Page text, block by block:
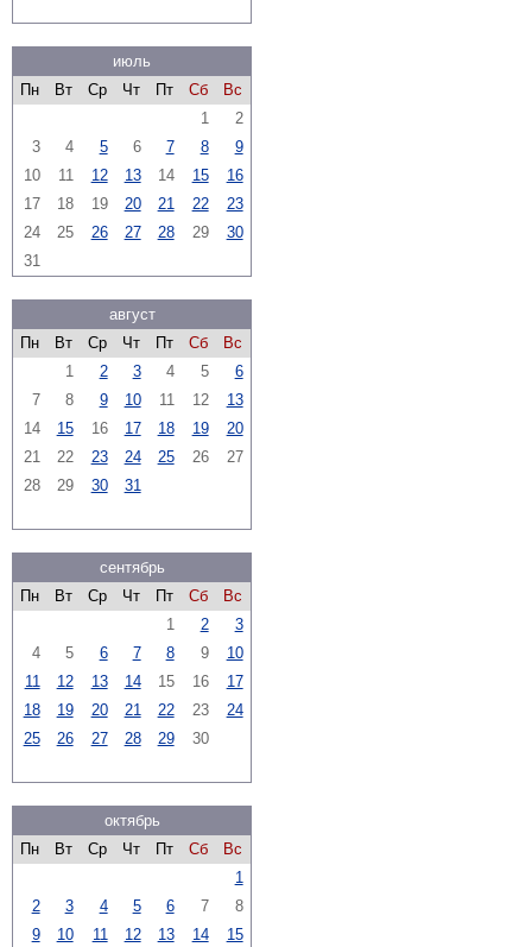
июль
Пн
Вт Ср Чт Пт Сб
Вс
1
2
3
4 5 6 7 8
9
10
11 12 13 14 15
16
17
18 19 20 21 22
23
24
25 26 27 28 29
30
31
август
Пн
Вт Ср Чт Пт Сб
Вс
1
2 3 4 5
6
7
8 9 10 11 12
13
14
15 16 17 18 19
20
21
22 23 24 25 26
27
28
29 30 31
сентябрь
Пн
Вт Ср Чт Пт Сб
Вс
1
2
3
4
5 6 7 8 9
10
11
12 13 14 15 16
17
18
19 20 21 22 23
24
25
26 27 28 29 30
октябрь
Пн
Вт Ср Чт Пт Сб
Вс
1
2
3 4 5 6 7
8
9
10 11 12 13 14
15